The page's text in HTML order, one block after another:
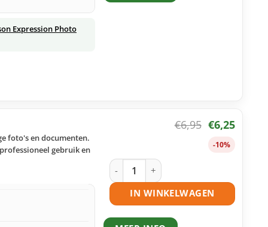
Expression Photo
foto's en documenten.
gebruik en
€6,95 €6,25
-10%
Epson 24 (T2426) inktcartridge licht
IN WINKELWAGEN